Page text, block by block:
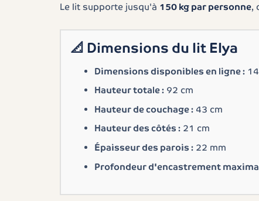
Le lit supporte jusqu'à 150 kg par personne,
📐 Dimensions du lit Elya
Dimensions disponibles en ligne :
Hauteur totale :92 cm
Hauteur de couchage :43 cm
Hauteur des côtés :21 cm
Épaisseur des parois :22 mm
Profondeur d'encastrement